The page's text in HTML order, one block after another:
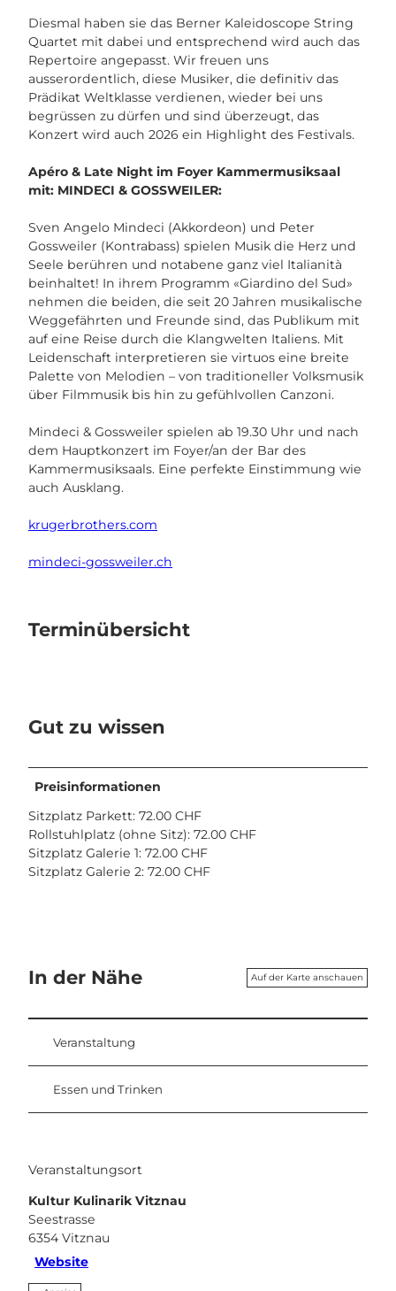
Diesmal haben sie das Berner Kaleidoscope String
Quartet mit dabei und entsprechend wird auch das
Repertoire angepasst. Wir freuen uns
ausserordentlich, diese Musiker, die definitiv das
Prädikat Weltklasse verdienen, wieder bei uns
begrüssen zu dürfen und sind überzeugt, das
Konzert wird auch 2026 ein Highlight des Festivals.
Apéro & Late Night im Foyer Kammermusiksaal
mit: MINDECI & GOSSWEILER:
Sven Angelo Mindeci (Akkordeon) und Peter
Gossweiler (Kontrabass) spielen Musik die Herz und
Seele berühren und notabene ganz viel Italianità
beinhaltet! In ihrem Programm «Giardino del Sud»
nehmen die beiden, die seit 20 Jahren musikalische
Weggefährten und Freunde sind, das Publikum mit
auf eine Reise durch die Klangwelten Italiens. Mit
Leidenschaft interpretieren sie virtuos eine breite
Palette von Melodien – von traditioneller Volksmusik
über Filmmusik bis hin zu gefühlvollen Canzoni.
Mindeci & Gossweiler spielen ab 19.30 Uhr und nach
dem Hauptkonzert im Foyer/an der Bar des
Kammermusiksaals. Eine perfekte Einstimmung wie
auch Ausklang.
krugerbrothers.com
mindeci-gossweiler.ch
Terminübersicht
Gut zu wissen
Preisinformationen
Sitzplatz Parkett: 72.00 CHF
Rollstuhlplatz (ohne Sitz): 72.00 CHF
Sitzplatz Galerie 1: 72.00 CHF
Sitzplatz Galerie 2: 72.00 CHF
In der Nähe Auf der Karte anschauen
Veranstaltung
Essen und Trinken
Veranstaltungsort
Kultur Kulinarik Vitznau
Seestrasse
6354 Vitznau
Website